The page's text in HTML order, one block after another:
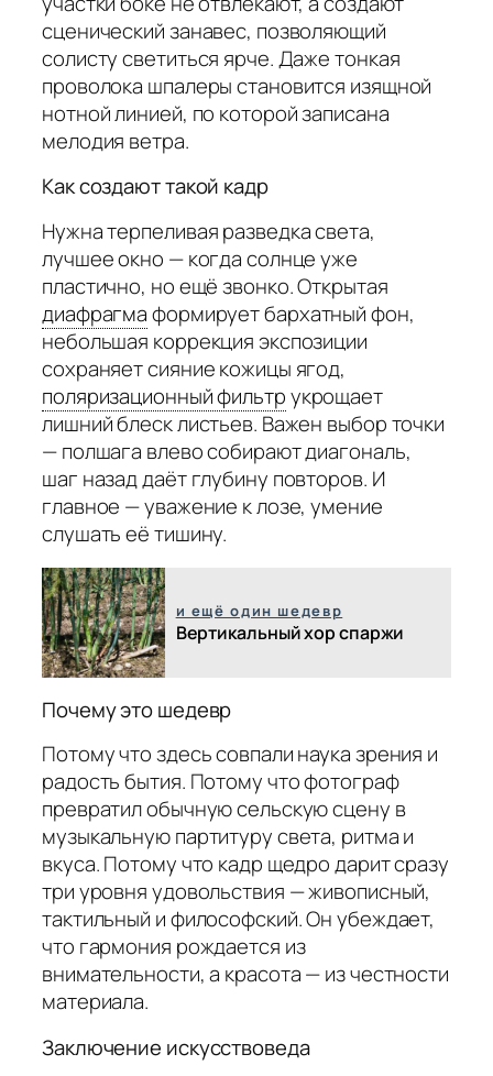
сценический занавес, позволяющий
солисту светиться ярче. Даже тонкая
проволока шпалеры становится изящной
нотной линией, по которой записана
мелодия ветра.
Как создают такой кадр
Нужна терпеливая разведка света,
лучшее окно — когда солнце уже
пластично, но ещё звонко. Открытая
диафрагмаформирует бархатный фон,
небольшая коррекция экспозиции
сохраняет сияние кожицы ягод,
поляризационный фильтрукрощает
лишний блеск листьев. Важен выбор точки
— полшага влево собирают диагональ,
шаг назад даёт глубину повторов. И
главное — уважение к лозе, умение
слушать её тишину.
и ещё один шедевр
Вертикальный хор спаржи
Почему это шедевр
Потому что здесь совпали наука зрения и
радость бытия. Потому что фотограф
превратил обычную сельскую сцену в
музыкальную партитуру света, ритма и
вкуса. Потому что кадр щедро дарит сразу
три уровня удовольствия — живописный,
тактильный и философский. Он убеждает,
что гармония рождается из
внимательности, а красота — из честности
материала.
Заключение искусствоведа